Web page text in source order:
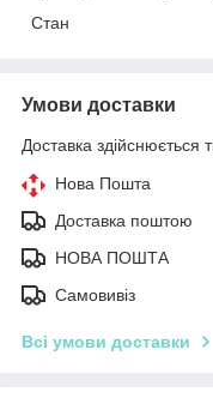
Стан
Умови доставки
Доставка здійснюється
Нова Пошта
Доставка поштою
НОВА ПОШТА
Самовивіз
Всі умови доставки